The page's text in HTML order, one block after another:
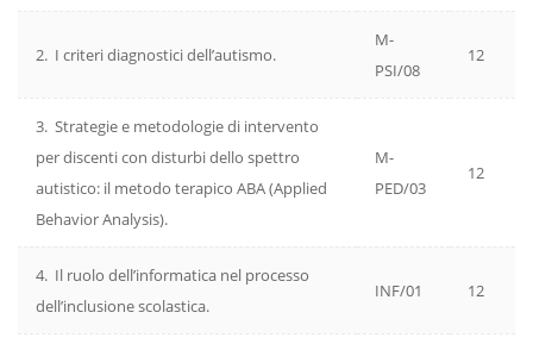
2. I criteri diagnostici dell’autismo.
M-
PSI/08
12
3. Strategie e metodologie di intervento
per discenti con disturbi dello spettro
autistico: il metodo terapico ABA (Applied
Behavior Analysis).
M-
PED/03
12
4. Il ruolo dell’informatica nel processo
dell’inclusione scolastica.
INF/01 12